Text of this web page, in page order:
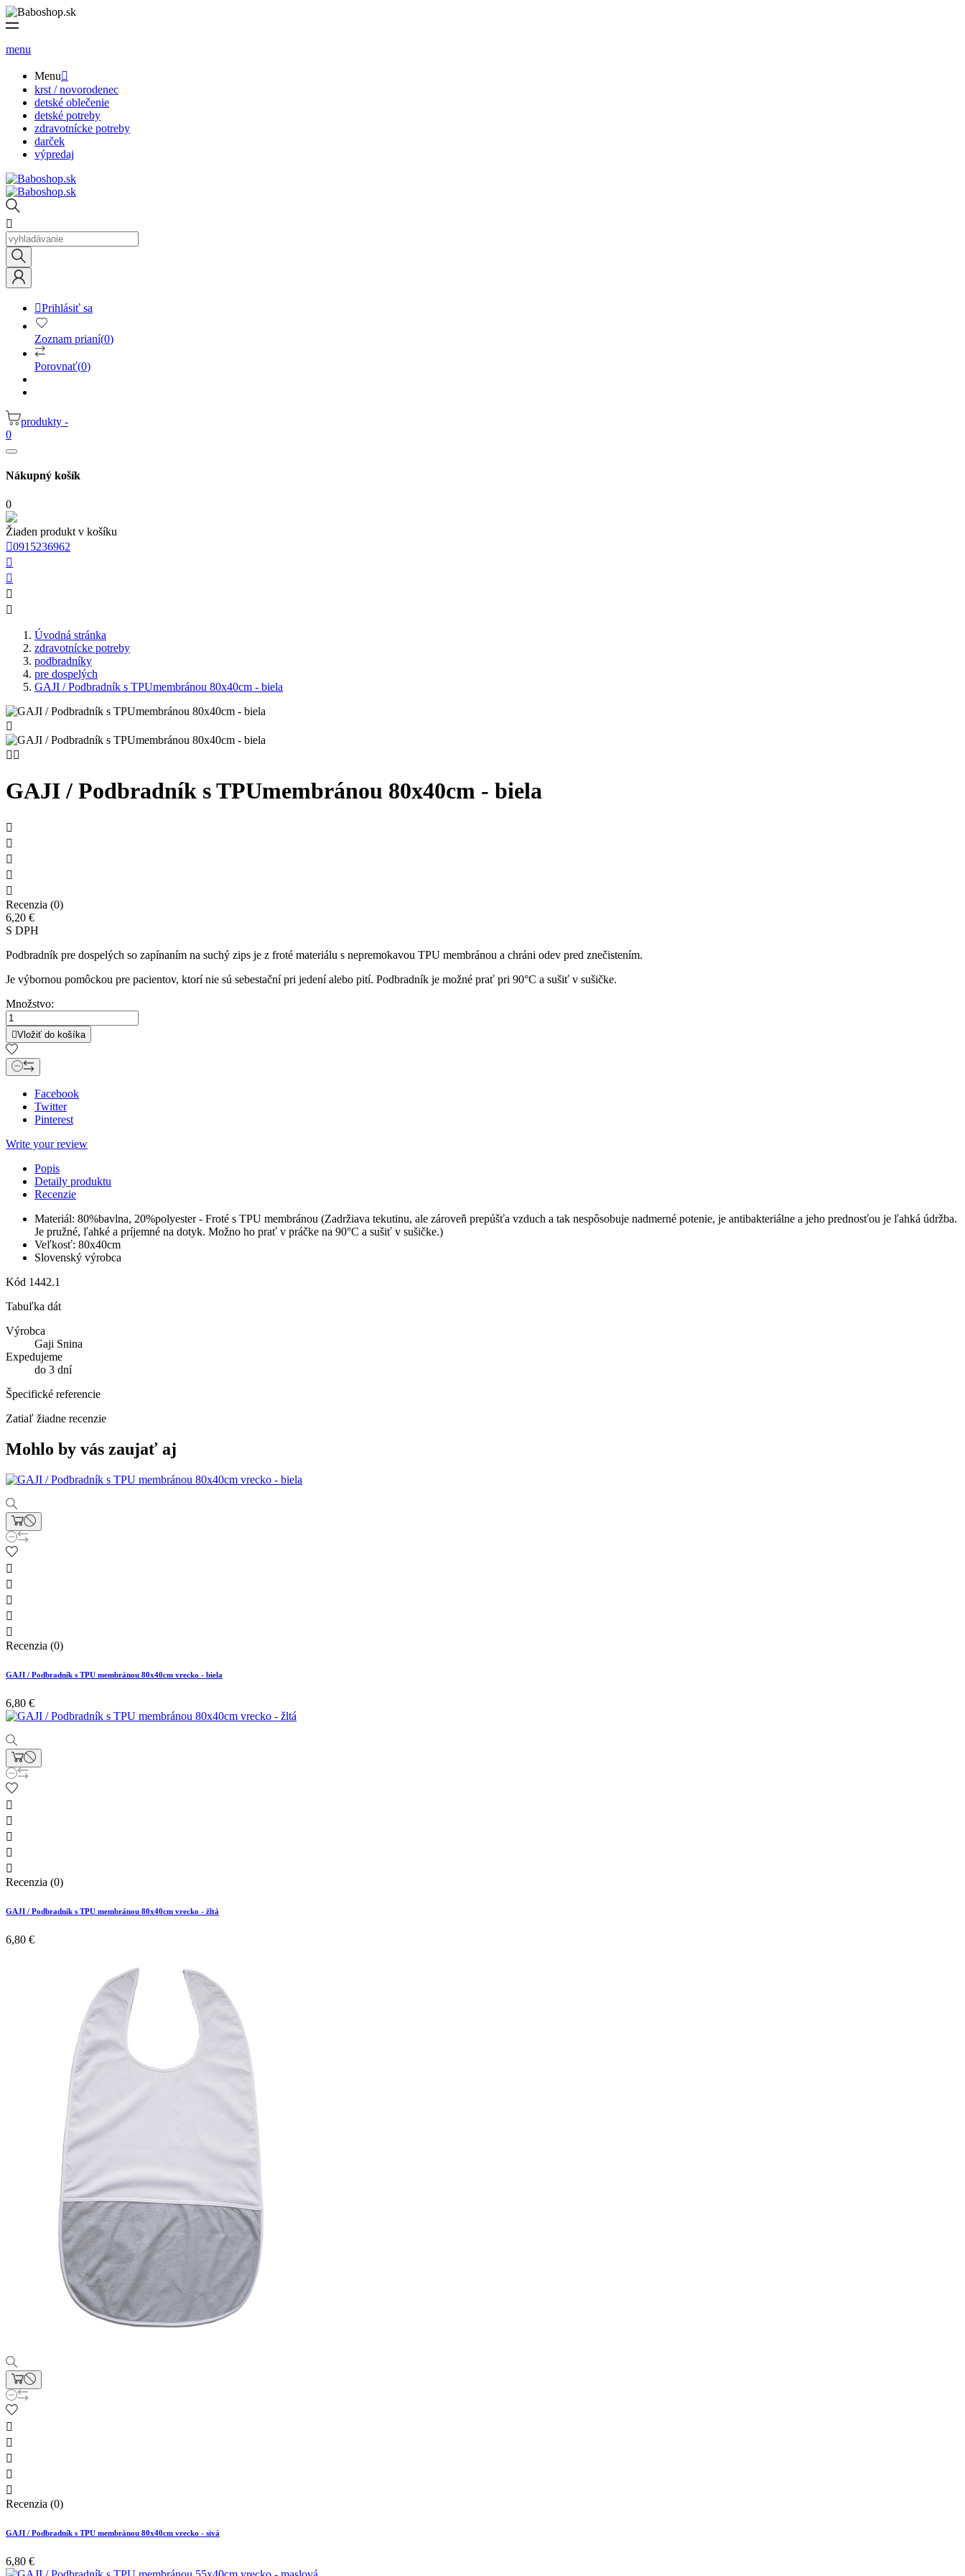
menu
Menu
krst / novorodenec
detské oblečenie
detské potreby
zdravotnícke potreby
darček
výpredaj

Prihlásiť sa
Zoznam prianí(0)
Porovnať(0)
produkty -
0
Nákupný košík
0
Žiaden produkt v košíku
0915236962




Úvodná stránka
zdravotnícke potreby
podbradníky
pre dospelých
GAJI / Podbradník s TPUmembránou 80x40cm - biela

 
GAJI / Podbradník s TPUmembránou 80x40cm - biela





Recenzia (0)
6,20 €
S DPH
Podbradník pre dospelých so zapínaním na suchý zips je z froté materiálu s nepremokavou TPU membránou a chráni odev pred znečistením.
Je výbornou pomôckou pre pacientov, ktorí nie sú sebestační pri jedení alebo pití. Podbradník je možné prať pri 90°C a sušiť v sušičke.
Množstvo:
Vložiť do košíka
Facebook
Twitter
Pinterest
Write your review
Popis
Detaily produktu
Recenzie
Materiál: 80%bavlna, 20%polyester - Froté s TPU membránou (Zadržiava tekutinu, ale zároveň prepúšťa vzduch a tak nespôsobuje nadmerné potenie, je antibakteriálne a jeho prednosťou je ľahká údržba.
Je pružné, ľahké a príjemné na dotyk. Možno ho prať v práčke na 90°C a sušiť v sušičke.)
Veľkosť: 80x40cm
Slovenský výrobca
Kód 1442.1
Tabuľka dát
Výrobca
Gaji Snina
Expedujeme
do 3 dní
Špecifické referencie
Zatiaľ žiadne recenzie
Mohlo by vás zaujať aj





Recenzia (0)
GAJI / Podbradník s TPU membránou 80x40cm vrecko - biela
6,80 €





Recenzia (0)
GAJI / Podbradník s TPU membránou 80x40cm vrecko - žltá
6,80 €





Recenzia (0)
GAJI / Podbradník s TPU membránou 80x40cm vrecko - sivá
6,80 €